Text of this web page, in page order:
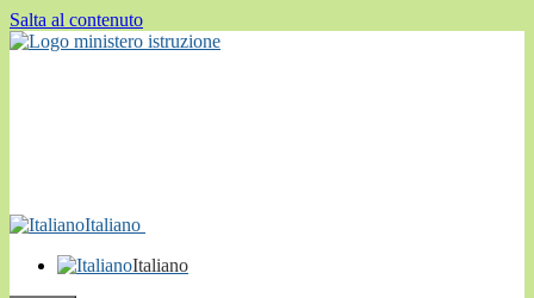
Salta al contenuto
Italiano
Italiano